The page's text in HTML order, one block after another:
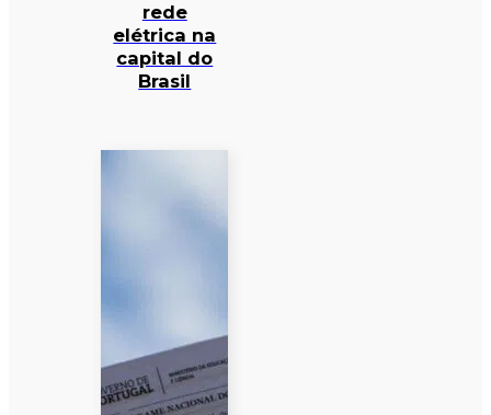
rede
elétrica na
capital do
Brasil